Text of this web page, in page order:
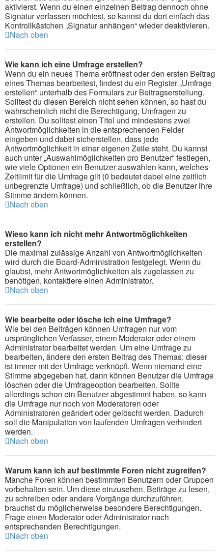
aktivierst. Wenn du einen einzelnen Beitrag dennoch ohne
Signatur verfassen möchtest, so kannst du dort einfach das
Kontrollkästchen „Signatur anhängen“ wieder deaktivieren.
Nach oben
Wie kann ich eine Umfrage erstellen?
Wenn du ein neues Thema eröffnest oder den ersten Beitrag
eines Themas bearbeitest, findest du ein Register „Umfrage
erstellen“ unterhalb des Formulars zur Beitragserstellung.
Solltest du diesen Bereich nicht sehen können, so hast du
wahrscheinlich nicht die Berechtigung, Umfragen zu
erstellen. Du solltest einen Titel und mindestens zwei
Antwortmöglichkeiten in die entsprechenden Felder
eingeben und dabei sicherstellen, dass jede
Antwortmöglichkeit in einer eigenen Zeile steht. Du kannst
auch unter „Auswahlmöglichkeiten pro Benutzer“ festlegen,
wie viele Optionen ein Benutzer auswählen kann, welches
Zeitlimit für die Umfrage gilt (0 bedeutet dabei eine zeitlich
unbegrenzte Umfrage) und schließlich, ob die Benutzer ihre
Stimme ändern können.
Nach oben
Wieso kann ich nicht mehr Antwortmöglichkeiten
erstellen?
Die maximal zulässige Anzahl von Antwortmöglichkeiten
wird durch die Board-Administration festgelegt. Wenn du
glaubst, mehr Antwortmöglichkeiten als zugelassen zu
benötigen, kontaktiere einen Administrator.
Nach oben
Wie bearbeite oder lösche ich eine Umfrage?
Wie bei den Beiträgen können Umfragen nur vom
ursprünglichen Verfasser, einem Moderator oder einem
Administrator bearbeitet werden. Um eine Umfrage zu
bearbeiten, ändere den ersten Beitrag des Themas; dieser
ist immer mit der Umfrage verknüpft. Wenn niemand eine
Stimme abgegeben hat, dann können Benutzer die Umfrage
löschen oder die Umfrageoption bearbeiten. Sollte
allerdings schon ein Benutzer abgestimmt haben, so kann
die Umfrage nur noch von Moderatoren oder
Administratoren geändert oder gelöscht werden. Dadurch
soll die Manipulation von laufenden Umfragen verhindert
werden.
Nach oben
Warum kann ich auf bestimmte Foren nicht zugreifen?
Manche Foren können bestimmten Benutzern oder Gruppen
vorbehalten sein. Um diese einzusehen, Beiträge zu lesen,
zu schreiben oder andere Vorgänge durchzuführen,
brauchst du möglicherweise besondere Berechtigungen.
Frage einen Moderator oder Administrator nach
entsprechenden Berechtigungen.
Nach oben